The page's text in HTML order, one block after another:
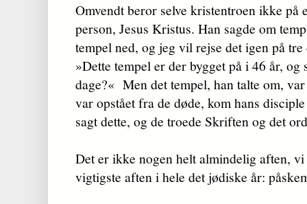
Omvendt beror selve kristentroen ikke på
person, Jesus Kristus. Han sagde om
tempel ned, og jeg vil rejse det igen på
»Dette tempel er der bygget på i 46 år,
dage?« Men det tempel, han talte om,
var opstået fra de døde, kom hans
sagt dette, og de troede Skriften og det
Det er ikke nogen helt almindelig aften,
vigtigste aften i hele det jødiske år: